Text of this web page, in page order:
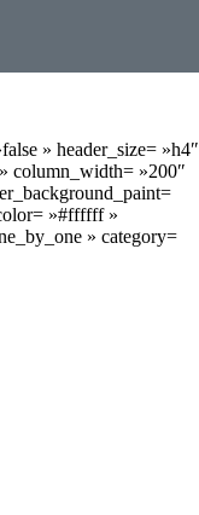
» header_size= »h4″
column_width= »200″
»#ffffff »
» category=